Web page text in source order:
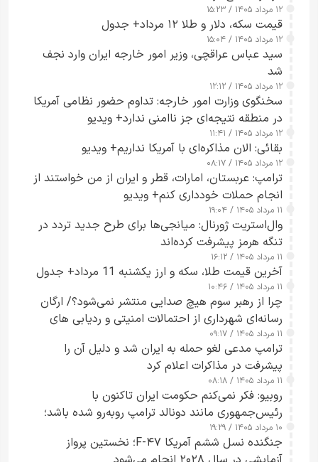
۱۲ مرداد ۱۴۰۵ / ۱۵:۲۳
قیمت سکه، دلار و طلا ۱۲ مرداد+ جدول
۱۲ مرداد ۱۴۰۵ / ۱۵:۰۴
سید عباس عراقچی، وزیر امور خارجه ایران وارد نجف
شد
۱۲ مرداد ۱۴۰۵ / ۱۲:۱۲
سخنگوی وزارت امور خارجه: تداوم حضور نظامی آمریکا
در منطقه نتیجه‌ای جز ناامنی ندارد+ ویدیو
۱۲ مرداد ۱۴۰۵ / ۱۱:۴۱
بقائی: الان مذاکره‌ای با آمریکا نداریم+ ویدیو
۱۲ مرداد ۱۴۰۵ / ۰۸:۱۷
ترامپ: عربستان، امارات، قطر و ایران از من خواستند از
انجام حملات خودداری کنم+ ویدیو
۱۱ مرداد ۱۴۰۵ / ۱۹:۰۴
وال‌استریت ژورنال: میانجی‌ها برای طرح جدید تردد در
تنگه هرمز پیشرفت کرده‌اند
۱۱ مرداد ۱۴۰۵ / ۱۶:۱۲
آخرین قیمت طلا، سکه و ارز یکشنبه 11 مرداد+ جدول
۱۱ مرداد ۱۴۰۵ / ۱۰:۴۶
چرا از رهبر سوم هیچ صدایی منتشر نمی‌شود؟/ ارگان
رسانه‌ای شهرداری از احتمالات امنیتی و ردیابی های
جاسوسی گفت
۱۱ مرداد ۱۴۰۵ / ۰۹:۱۷
ترامپ مدعی لغو حمله به ایران شد و دلیل آن را
پیشرفت در مذاکرات اعلام کرد
۱۱ مرداد ۱۴۰۵ / ۰۸:۱۸
روبیو: فکر نمی‌کنم حکومت ایران تاکنون با
رئیس‌جمهوری مانند دونالد ترامپ روبه‌رو شده باشد؛
کسی که واقعاً دست به اقدام می‌زند
۱۰ مرداد ۱۴۰۵ / ۱۹:۲۹
جنگنده نسل ششم آمریکا F-۴۷؛ نخستین پرواز